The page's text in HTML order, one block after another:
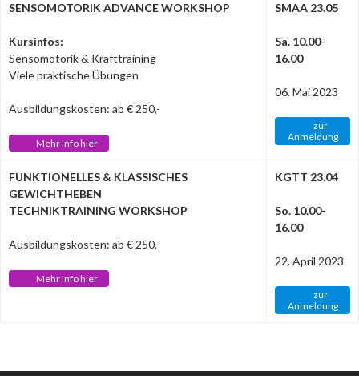
SENSOMOTORIK ADVANCE WORKSHOP
Kursinfos:
Sensomotorik & Krafttraining
Viele praktische Übungen
Ausbildungskosten: ab € 250,-
Mehr Info hier
SMAA 23.05
Sa. 10.00-
16.00
06. Mai 2023
zur
Anmeldung
FUNKTIONELLES & KLASSISCHES
GEWICHTHEBEN
TECHNIKTRAINING WORKSHOP
Ausbildungskosten: ab € 250,-
Mehr Info hier
KGTT 23.04
So. 10.00-
16.00
22. April 2023
zur
Anmeldung